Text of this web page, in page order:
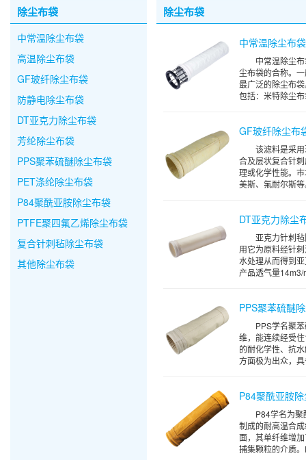
除尘布袋
中常温除尘布袋
高温除尘布袋
GF玻纤除尘布袋
防静电除尘布袋
DT亚克力除尘布袋
芳纶除尘布袋
PPS聚苯硫醚除尘布袋
PET涤纶除尘布袋
P84聚酰亚胺除尘布袋
PTFE聚四氟乙烯除尘布袋
复合针刺毡除尘布袋
其他除尘布袋
除尘布袋
中常温除尘布袋
中常温除尘
尘布袋的合称。
最广泛的除尘布
包括：米特除尘
GF玻纤除尘布
该滤料是采
合及层状复合针
理或化学性能。
美斯、氟耐尔斯
DT亚克力除尘
亚克力针刺
用它为原料经针
水处理从而得到
产品透气量14m3/
PPS聚苯硫醚
PPS学名聚
维，能连续经受
的耐化学性、抗
方面极为出众，
P84聚酰亚胺
P84学名为
制成的耐高温合
面，其单纤维增
捕集颗粒的介质